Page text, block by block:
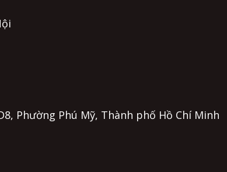
Phường Phú Mỹ, Thành phố Hồ Chí Minh